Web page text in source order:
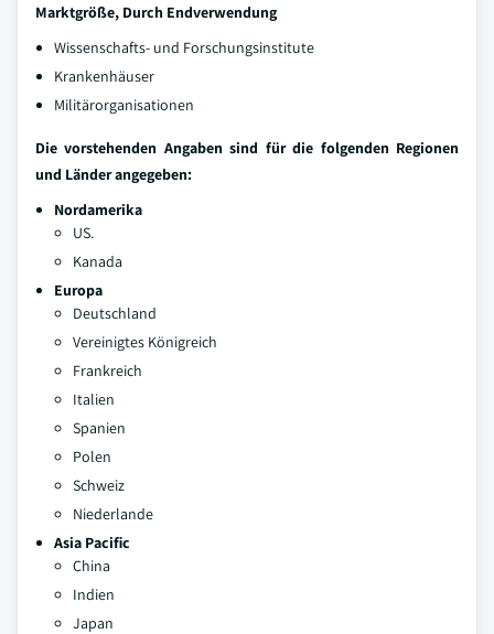
Marktgröße, Durch Endverwendung
Wissenschafts- und Forschungsinstitute
Krankenhäuser
Militärorganisationen
Die vorstehenden Angaben sind für die folgenden Regionen
und Länder angegeben:
Nordamerika
US.
Kanada
Europa
Deutschland
Vereinigtes Königreich
Frankreich
Italien
Spanien
Polen
Schweiz
Niederlande
Asia Pacific
China
Indien
Japan